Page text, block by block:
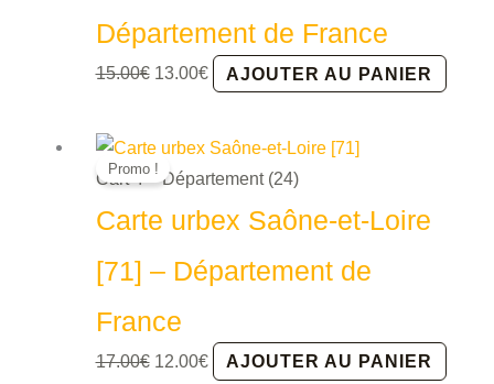
Département de France
15.00€ Le
était :
13.00€Le AJOUTER AU PANIER
Promo !
Cart 4 – Département (24)
Carte urbex Saône-et-Loire
[71] – Département de
France
17.00€ Le
12.00€Le AJOUTER AU PANIER